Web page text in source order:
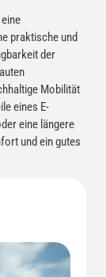
praktische und
der
Mobilität
eines E-
eine längere
und ein gutes